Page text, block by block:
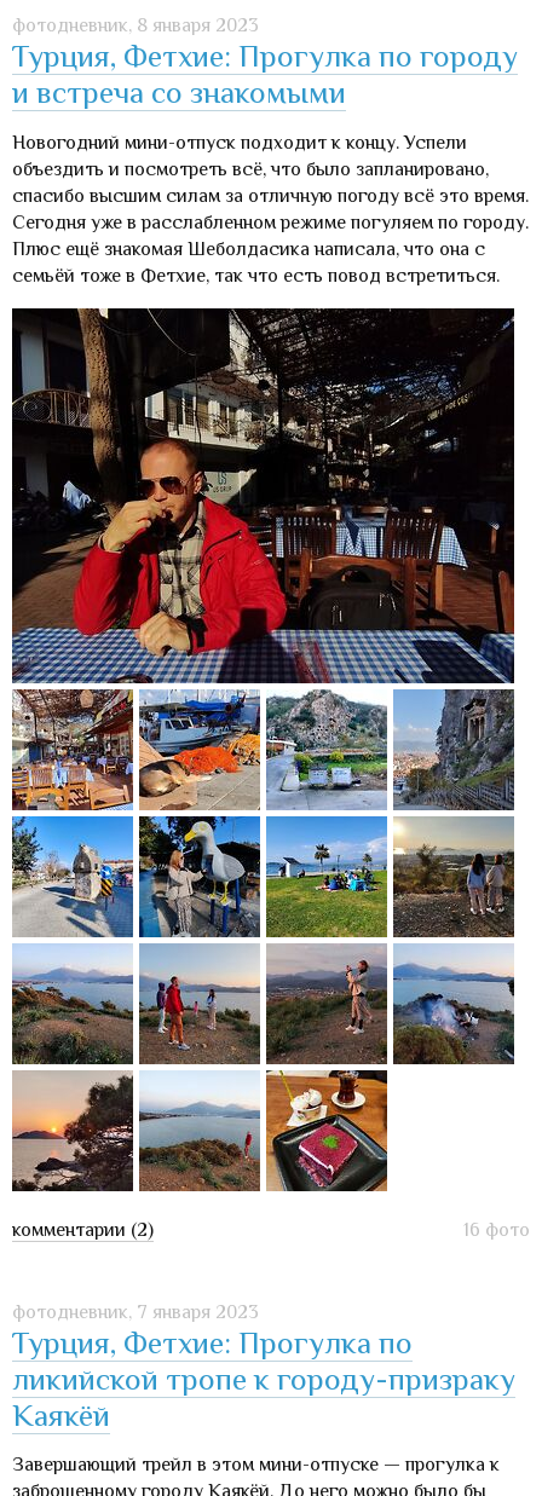
фотодневник, 8 января 2023
Турция, Фетхие: Прогулка по городу
и встреча со знакомыми
Новогодний мини-отпуск подходит к концу. Успели
объездить и посмотреть всё, что было запланировано,
спасибо высшим силам за отличную погоду всё это время.
Сегодня уже в расслабленном режиме погуляем по городу.
Плюс ещё знакомая Шеболдасика написала, что она с
семьёй тоже в Фетхие, так что есть повод встретиться.
комментарии (2) 16 фото
фотодневник, 7 января 2023
Турция, Фетхие: Прогулка по
ликийской тропе к городу-призраку
Каякёй
Завершающий трейл в этом мини-отпуске — прогулка к
заброшенному городу Каякёй. До него можно было бы